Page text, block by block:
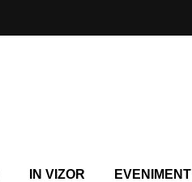
IN VIZOR EVENIMENT